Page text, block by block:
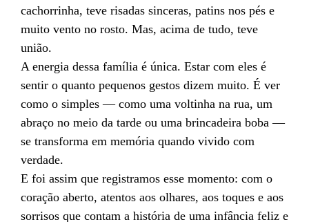
cachorrinha, teve risadas sinceras, patins nos pés e
muito vento no rosto. Mas, acima de tudo, teve
união.
A energia dessa família é única. Estar com eles é
sentir o quanto pequenos gestos dizem muito. É ver
como o simples — como uma voltinha na rua, um
abraço no meio da tarde ou uma brincadeira boba —
se transforma em memória quando vivido com
verdade.
E foi assim que registramos esse momento: com o
coração aberto, atentos aos olhares, aos toques e aos
sorrisos que contam a história de uma infância feliz e